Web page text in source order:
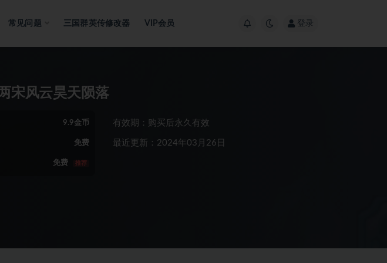
常见问题 三国群英传修改器 VIP会员 登录
宋风云昊天陨落
9.9金币
免费
免费 推荐
有效期：购买后永久有效
最近更新：2024年03月26日